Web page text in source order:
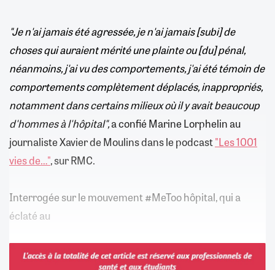
"Je n'ai jamais été agressée, je n'ai jamais [subi] de
choses qui auraient mérité une plainte ou [du] pénal,
néanmoins, j'ai vu des comportements, j'ai été témoin de
comportements complètement déplacés, inappropriés,
notamment dans certains milieux où il y avait beaucoup
d'hommes à l'hôpital",a confié Marine Lorphelin au
journaliste Xavier de Moulins dans le podcast"Les 1001
vies de…", sur RMC.
Interrogée sur le mouvement #MeToo hôpital, qui a
éclaté au